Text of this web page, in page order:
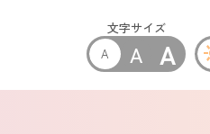
文字サイズ
A
A A